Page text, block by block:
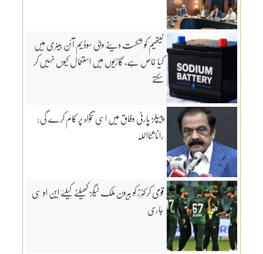
لیتھیم کو شکست دینے والی سوڈیم آئن بیٹری میں
کیا خاص ہے، گاڑیوں میں استعمال کیوں نہیں کر
سکتے
پیپلز پارٹی وفاق میں اسی تنخواہ پر کام کرے گی:
رانا ثنااللہ
قومی کرکٹرز کو بیرون ملک لیگز کھیلنے کیلئے این او سی
جاری